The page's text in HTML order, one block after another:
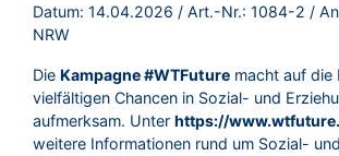
Datum: 14.04.2026 / Art.-Nr.: 1084-2 /
NRW
Die Kampagne #WTFuture macht auf die
vielfältigen Chancen in Sozial- und
aufmerksam. Unter https://
weitere Informationen rund um Sozial- und